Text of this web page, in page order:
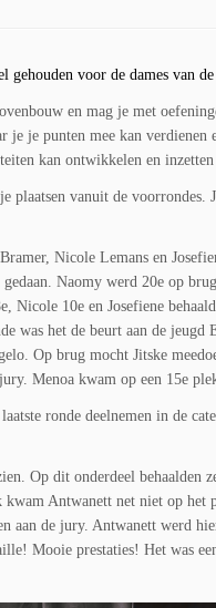
voor de dames van
en mag je met
je je punten mee kan
kan ontwikkelen en
plaatsen vanuit de
Nicole Lemans en
gedaan. Naomy werd 20e op
Nicole 10e en Josefiene
was het de beurt aan de
Op brug mocht Jitske
Menoa kwam op een 15e
ronde deelnemen in de
Op dit onderdeel behaalden
Antwanett net niet op
aan de jury. Antwanett werd
Mooie prestaties! Het was